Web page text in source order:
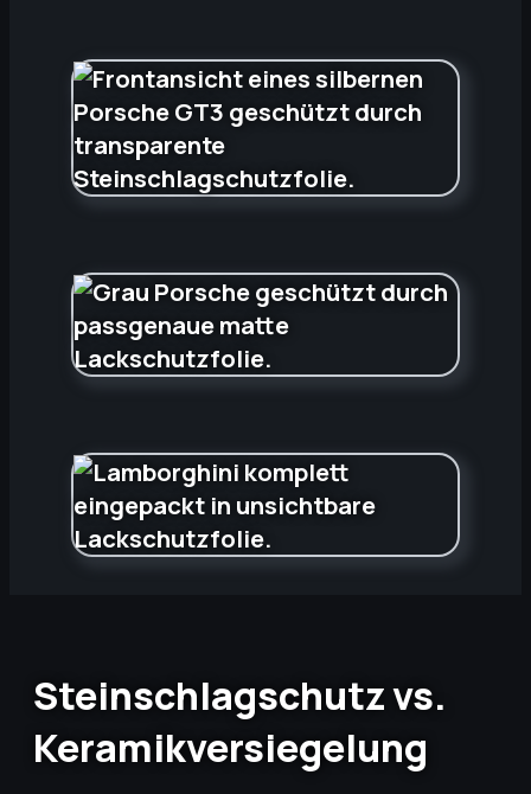
Steinschlagschutz vs.
Keramikversiegelung